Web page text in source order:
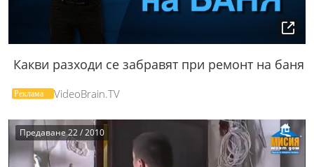
Какви разходи се забравят при ремонт на баня
VideoBrain.TV
Предаване 22 / 2010